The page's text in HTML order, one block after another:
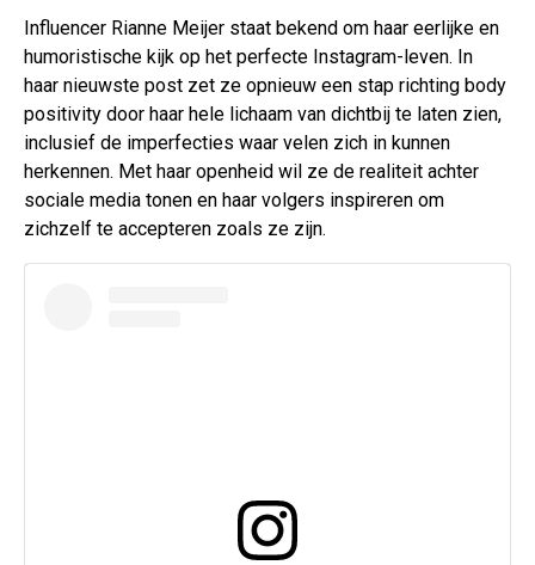
Influencer Rianne Meijer staat bekend om haar eerlijke en
humoristische kijk op het perfecte Instagram-leven. In
haar nieuwste post zet ze opnieuw een stap richting body
positivity door haar hele lichaam van dichtbij te laten zien,
inclusief de imperfecties waar velen zich in kunnen
herkennen. Met haar openheid wil ze de realiteit achter
sociale media tonen en haar volgers inspireren om
zichzelf te accepteren zoals ze zijn.